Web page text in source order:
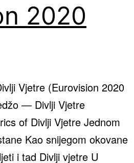
2020
Vjetre (Eurovision 2020
— Divlji Vjetre
of Divlji Vjetre Jednom
Kao snijegom okovane
i tad Divlji vjetre U